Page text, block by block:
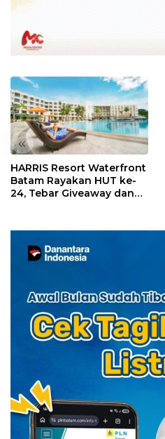
«
HARRIS Resort Waterfront
Batam Rayakan HUT ke-
24, Tebar Giveaway dan